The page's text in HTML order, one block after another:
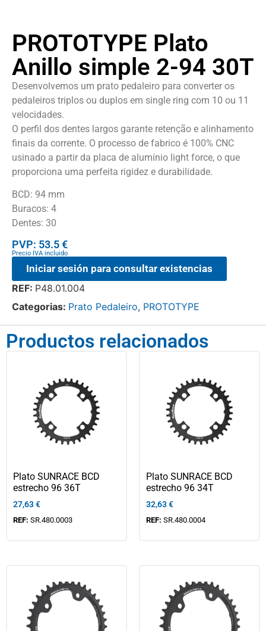
PROTOTYPE Plato
Anillo simple 2-94 30T
Desenvolvemos um prato pedaleiro para converter os
pedaleiros triplos ou duplos em single ring com 10 ou 11
velocidades.
O perfil dos dentes largos garante retenção e alinhamento
finais da corrente. O processo de fabrico é 100% CNC
usinado a partir da placa de alumínio light force, o que
proporciona uma perfeita rigidez e durabilidade.
BCD: 94 mm
Buracos: 4
Dentes: 30
PVP: 53.5 €
Precio IVA incluido
Iniciar sesión para consultar existencias
REF: P48.01.004
Categorias: Prato Pedaleiro, PROTOTYPE
Productos relacionados
Plato SUNRACE BCD
estrecho 96 36T
27,63€
REF: SR.480.0003
Plato SUNRACE BCD
estrecho 96 34T
32,63€
REF: SR.480.0004